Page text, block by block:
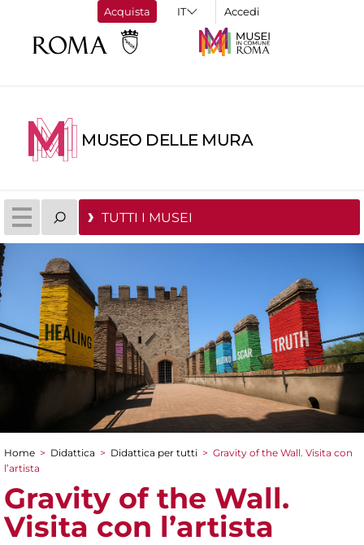
Acquista Accedi
MUSEO DELLE MURA
TUTTI I MUSEI
Tu sei qui
Home > Didattica > Didattica per tutti > Gravity of the Wall. Visita con
l’artista
Gravity of the Wall.
Visita con l’artista